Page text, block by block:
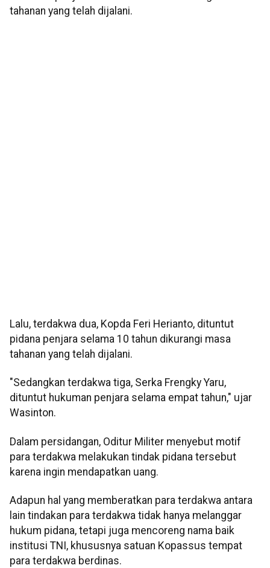
tahanan yang telah dijalani.
Lalu, terdakwa dua, Kopda Feri Herianto, dituntut
pidana penjara selama 10 tahun dikurangi masa
tahanan yang telah dijalani.
"Sedangkan terdakwa tiga, Serka Frengky Yaru,
dituntut hukuman penjara selama empat tahun," ujar
Wasinton.
Dalam persidangan, Oditur Militer menyebut motif
para terdakwa melakukan tindak pidana tersebut
karena ingin mendapatkan uang.
Adapun hal yang memberatkan para terdakwa antara
lain tindakan para terdakwa tidak hanya melanggar
hukum pidana, tetapi juga mencoreng nama baik
institusi TNI, khususnya satuan Kopassus tempat
para terdakwa berdinas.